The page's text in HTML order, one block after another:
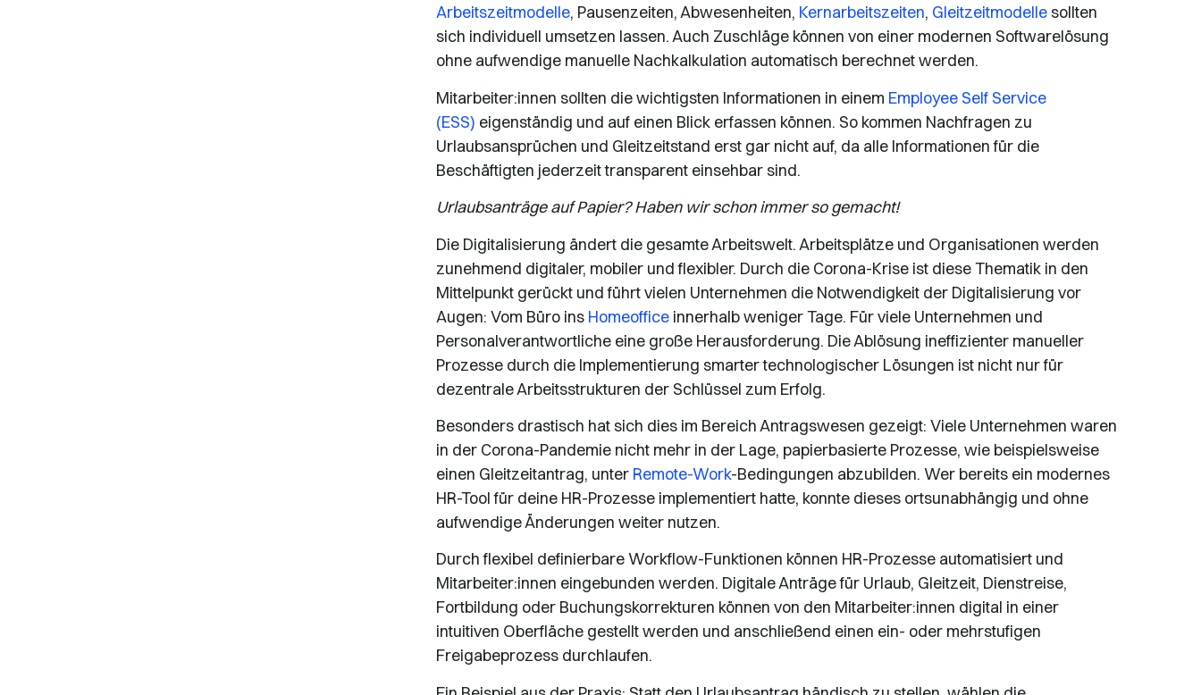
Arbeitszeitmodelle, Pausenzeiten, Abwesenheiten, Kernarbeitszeiten, Gleitzeitmodellesollten
sich individuell umsetzen lassen. Auch Zuschläge können von einer modernen Softwarelösung
ohne aufwendige manuelle Nachkalkulation automatisch berechnet werden.
Mitarbeiter:innen sollten die wichtigsten Informationen in einem Employee Self Service
(ESS) eigenständig und auf einen Blick erfassen können. So kommen Nachfragen zu
Urlaubsansprüchen und Gleitzeitstand erst gar nicht auf, da alle Informationen für die
Beschäftigten jederzeit transparent einsehbar sind.
Urlaubsanträge auf Papier? Haben wir schon immer so gemacht!
Die Digitalisierung ändert die gesamte Arbeitswelt. Arbeitsplätze und Organisationen werden
zunehmend digitaler, mobiler und flexibler. Durch die Corona-Krise ist diese Thematik in den
Mittelpunkt gerückt und führt vielen Unternehmen die Notwendigkeit der Digitalisierung vor
Augen: Vom Büro ins Homeofficeinnerhalb weniger Tage. Für viele Unternehmen und
Personalverantwortliche eine große Herausforderung. Die Ablösung ineffizienter manueller
Prozesse durch die Implementierung smarter technologischer Lösungen ist nicht nur für
dezentrale Arbeitsstrukturen der Schlüssel zum Erfolg.
Besonders drastisch hat sich dies im Bereich Antragswesen gezeigt: Viele Unternehmen waren
in der Corona-Pandemie nicht mehr in der Lage, papierbasierte Prozesse, wie beispielsweise
einen Gleitzeitantrag, unter Remote-Work-Bedingungen abzubilden. Wer bereits ein modernes
HR-Tool für deine HR-Prozesse implementiert hatte, konnte dieses ortsunabhängig und ohne
aufwendige Änderungen weiter nutzen.
Durch flexibel definierbare Workflow-Funktionen können HR-Prozesse automatisiert und
Mitarbeiter:innen eingebunden werden. Digitale Anträge für Urlaub, Gleitzeit, Dienstreise,
Fortbildung oder Buchungskorrekturen können von den Mitarbeiter:innen digital in einer
intuitiven Oberfläche gestellt werden und anschließend einen ein- oder mehrstufigen
Freigabeprozess durchlaufen.